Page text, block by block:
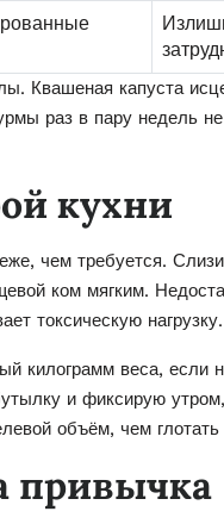
Квашеная капуста
раз в пару недель
кухни
чем требуется.
ком мягким.
токсическую нагрузку.
веса, если
и фиксирую
объём, чем
привычка